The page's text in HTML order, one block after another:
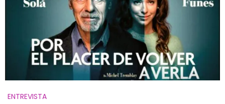
ENTREVISTA